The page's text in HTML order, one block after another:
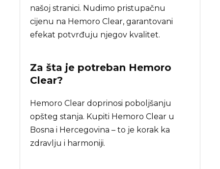
našoj stranici. Nudimo pristupačnu
cijenu na Hemoro Clear, garantovani
efekat potvrđuju njegov kvalitet.
Za šta je potreban Hemoro
Clear?
Hemoro Clear doprinosi poboljšanju
opšteg stanja. Kupiti Hemoro Clear u
Bosna i Hercegovina – to je korak ka
zdravlju i harmoniji.